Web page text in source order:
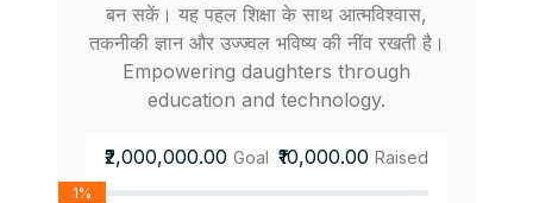
बन सकें। यह पहल शिक्षा के साथ आत्मविश्वास,
तकनीकी ज्ञान और उज्ज्वल भविष्य की नींव रखती है।
Empowering daughters through
education and technology.
₹2,000,000.00 Goal ₹10,000.00 Raised
1%